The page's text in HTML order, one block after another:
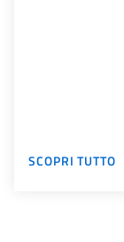
SCOPRI TUTTO